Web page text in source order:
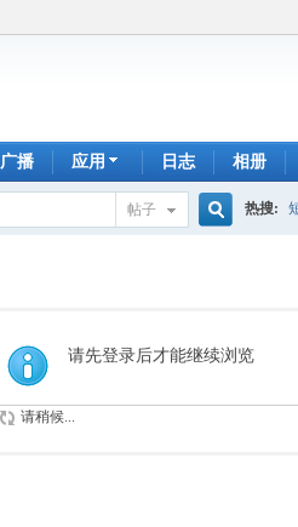
广播 应用 日志 相册
帖子
索
热搜:
请先登录后才能继续浏览
请稍候...